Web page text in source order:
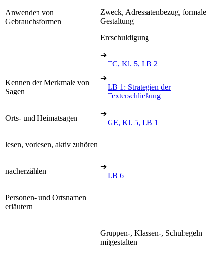
Anwenden von
Gebrauchsformen
Zweck, Adressatenbezug, formale
Gestaltung
Entschuldigung
➔
TC, Kl. 5, LB 2
Kennen der Merkmale von
Sagen
➔
LB 1: Strategien der
Texterschließung
Orts- und Heimatsagen
➔
GE, Kl. 5, LB 1
lesen, vorlesen, aktiv zuhören
nacherzählen
➔
LB 6
Personen- und Ortsnamen
erläutern
Gruppen-, Klassen-, Schulregeln
mitgestalten